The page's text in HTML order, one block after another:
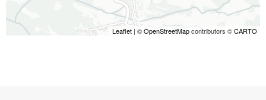
Leaflet | ©OpenStreetMapcontributors ©CARTO